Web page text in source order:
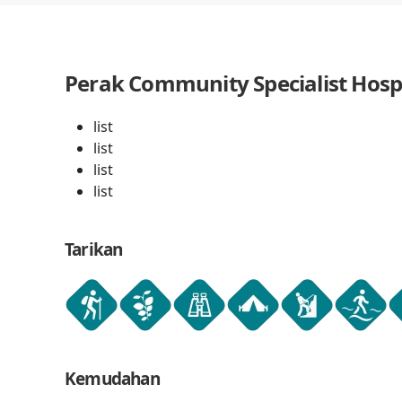
Perak Community Specialist
list
list
list
list
Tarikan
Kemudahan